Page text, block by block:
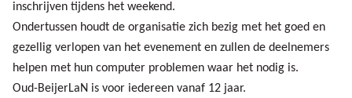
inschrijven tijdens het weekend.
Ondertussen houdt de organisatie zich bezig met het goed en
gezellig verlopen van het evenement en zullen de deelnemers
helpen met hun computer problemen waar het nodig is.
Oud-BeijerLaN is voor iedereen vanaf 12 jaar.